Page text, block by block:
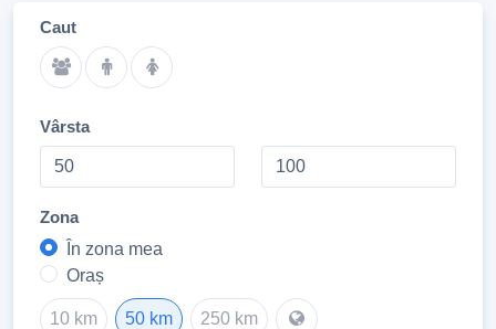
Caut
Vârsta
Zona
În zona mea
Oraș
10 km 50 km 250 km